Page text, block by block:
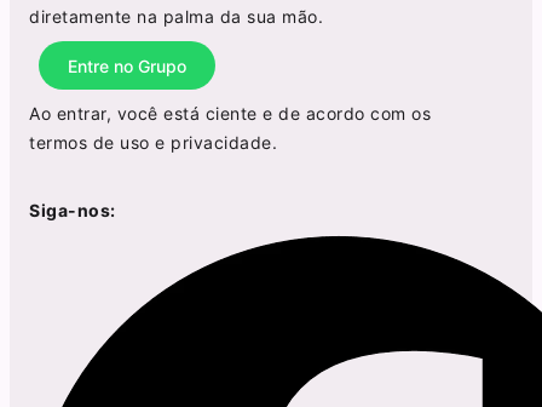
diretamente na palma da sua mão.
Entre no Grupo
Ao entrar, você está ciente e de acordo com os
termos de uso e privacidade.
Siga-nos: